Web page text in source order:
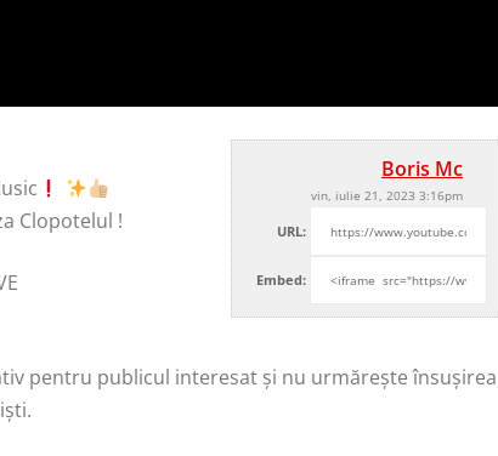
Boris Mc
vin, iulie 21, 2023 3:16pm
URL:
Embed:
Clopotelul !
pentru publicul interesat și nu urmărește însușirea